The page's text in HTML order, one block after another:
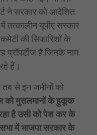
ने सरकार को आदेशित
तत्कालीन यूपीए सरकार
कमेटी की सिफारिशों के
प्रॉपर्टीज है जिनके नाम
हैं।
से इन जमीनों को
को मुसलमानों के हुकूक
है उसी को पेश कर के
में भाजपा सरकार के